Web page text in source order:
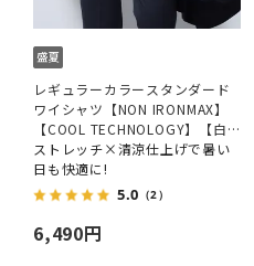
レギュラーカラースタンダード
ワイシャツ【NON IRONMAX】
【COOL TECHNOLOGY】【白
無地】
ストレッチ×清涼仕上げで暑い
日も快適に!
5.0 （2）
6,490円